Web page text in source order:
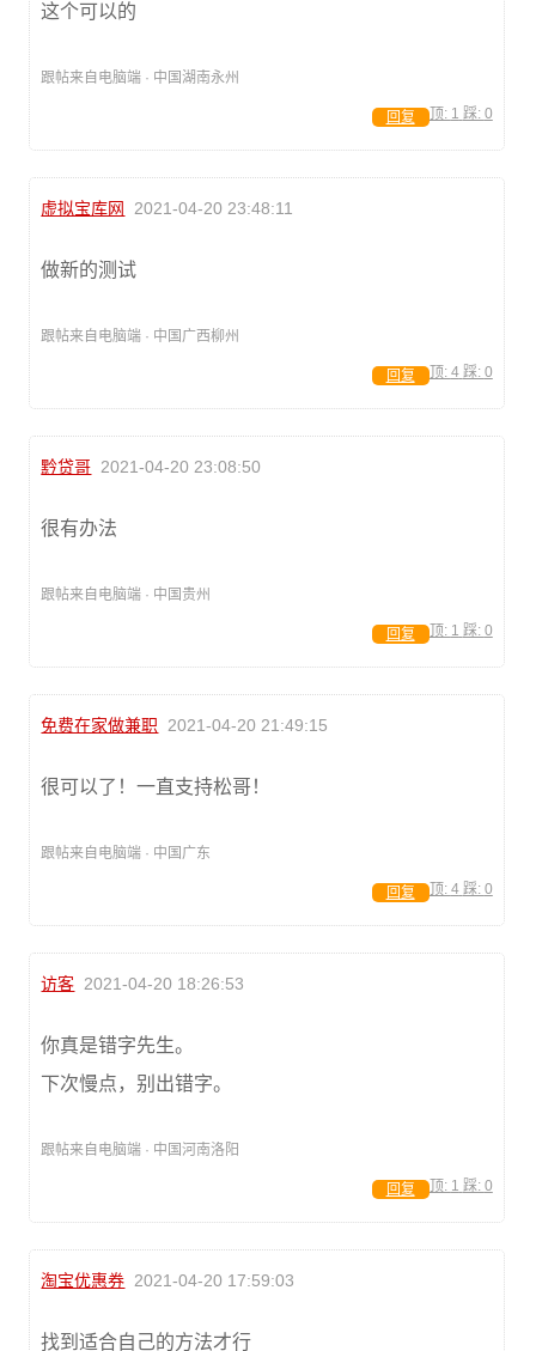
这个可以的
跟帖来自电脑端 · 中国湖南永州
顶: 1 踩: 0
回复
虚拟宝库网 2021-04-20 23:48:11
做新的测试
跟帖来自电脑端 · 中国广西柳州
顶: 4 踩: 0
回复
黔贷哥 2021-04-20 23:08:50
很有办法
跟帖来自电脑端 · 中国贵州
顶: 1 踩: 0
回复
免费在家做兼职 2021-04-20 21:49:15
很可以了！一直支持松哥！
跟帖来自电脑端 · 中国广东
顶: 4 踩: 0
回复
访客 2021-04-20 18:26:53
你真是错字先生。
下次慢点，别出错字。
跟帖来自电脑端 · 中国河南洛阳
顶: 1 踩: 0
回复
淘宝优惠券 2021-04-20 17:59:03
找到适合自己的方法才行